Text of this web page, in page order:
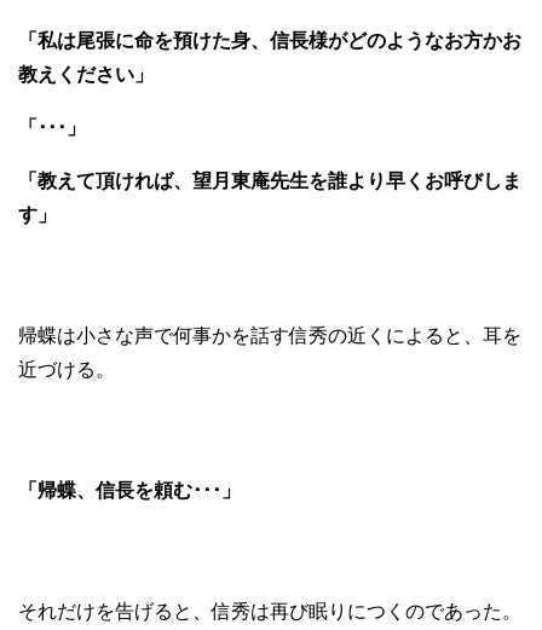
「私は尾張に命を預けた身、信長様がどのようなお方かお
教えください」
「･･･」
「教えて頂ければ、望月東庵先生を誰より早くお呼びしま
す」
帰蝶は小さな声で何事かを話す信秀の近くによると、耳を
近づける。
「帰蝶、信長を頼む･･･」
それだけを告げると、信秀は再び眠りにつくのであった。